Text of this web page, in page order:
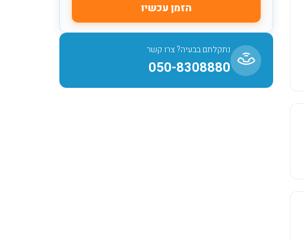
הזמן עכשיו
נתקלתם בבעיה? צרו קשר
050-8308880